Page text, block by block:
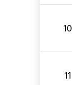
10
11